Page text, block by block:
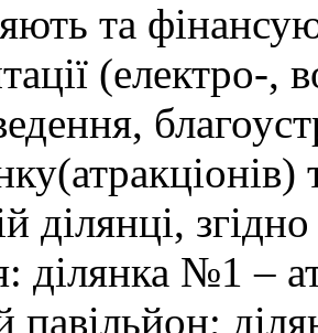
та
(електро-,
ділянці,
ділянка №1 –
павільйон;